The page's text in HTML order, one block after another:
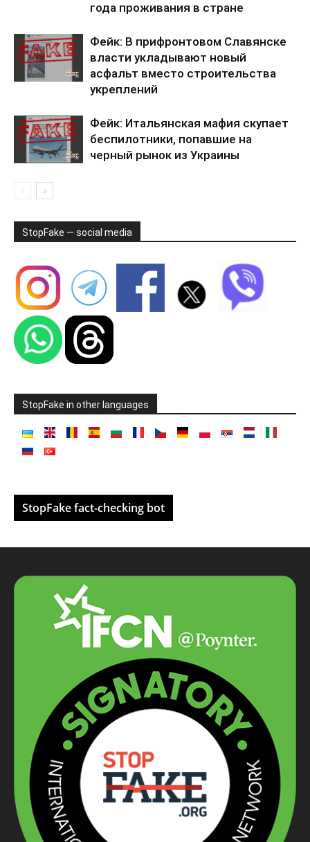
года проживания в стране
Фейк: В прифронтовом Славянске
власти укладывают новый
асфальт вместо строительства
укреплений
Фейк: Итальянская мафия скупает
беспилотники, попавшие на
черный рынок из Украины
StopFake — social media
StopFake in other languages
StopFake fact-checking bot